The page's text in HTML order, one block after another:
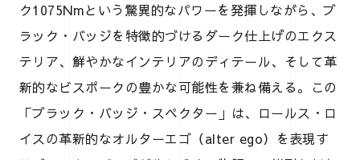
ク1075Nmという驚異的なパワーを発揮しながら、ブ
ラック・バッジを特徴的づけるダーク仕上げのエクス
テリア、鮮やかなインテリアのディテール、そして革
新的なビスポークの豊かな可能性を兼ね備える。この
「ブラック・バッジ・スペクター」は、ロールス・ロ
イスの革新的なオルターエゴ（alter ego）を表現す